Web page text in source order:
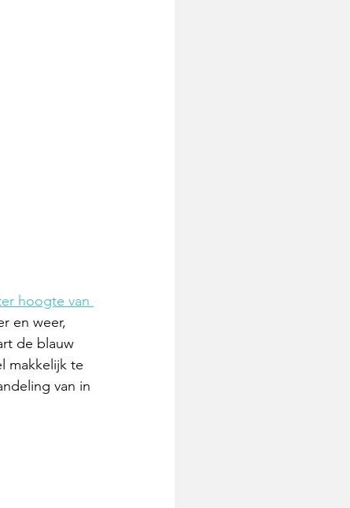
hoogte van
en weer,
de blauw
makkelijk te
van in